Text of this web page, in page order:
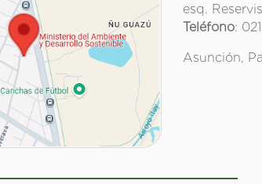
esq.
Teléfono:
Asunción,